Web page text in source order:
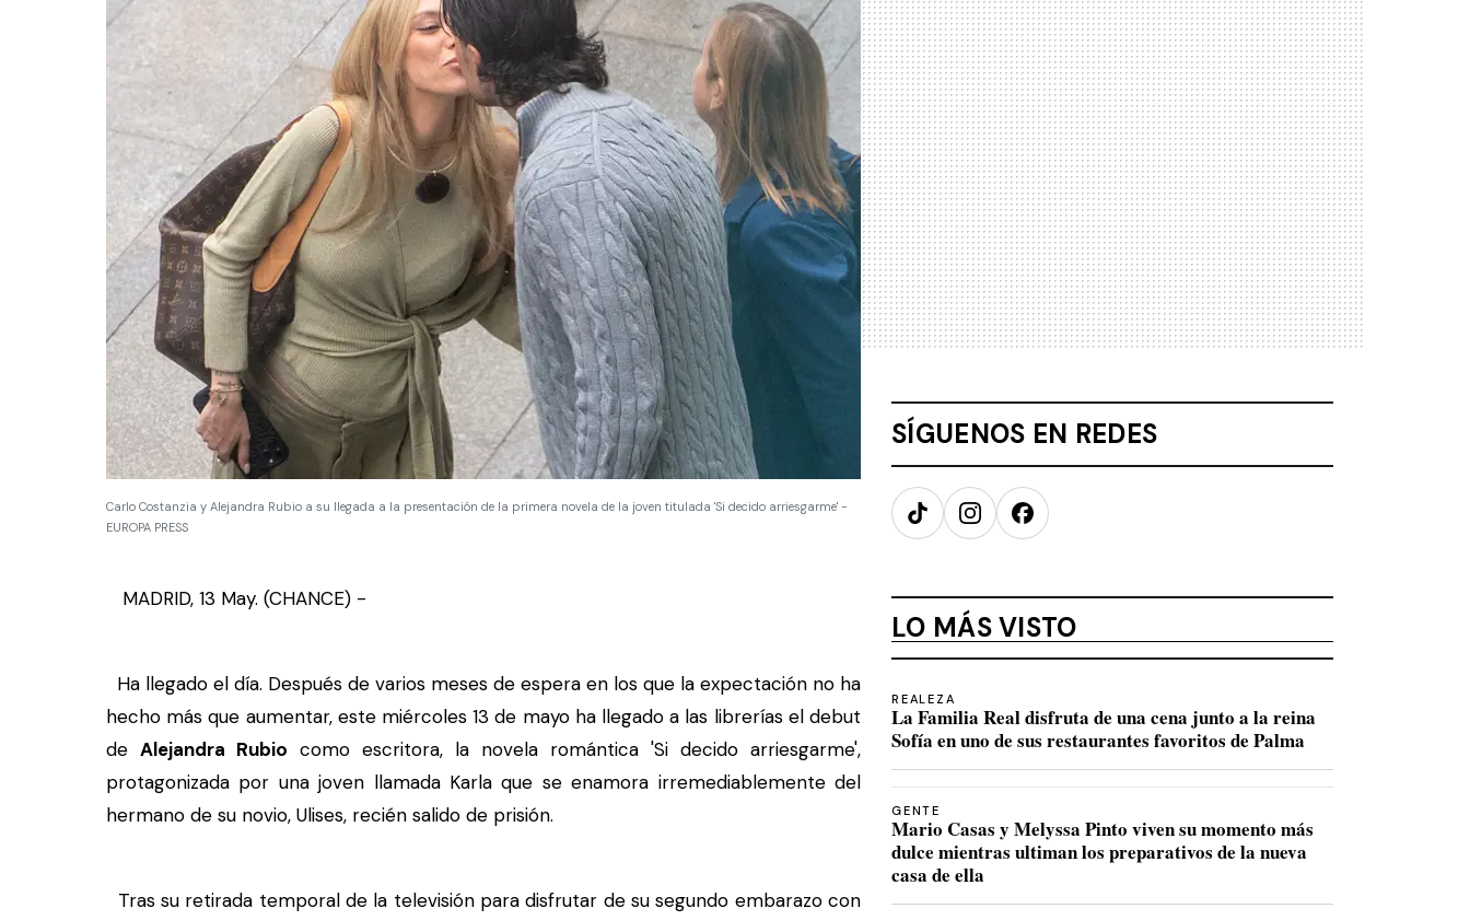
Carlo Costanzia y Alejandra Rubio a su llegada a la presentación de la primera novela de la joven titulada 'Si decido arriesgarme' -
EUROPA PRESS
MADRID, 13 May. (CHANCE) -
Ha llegado el día. Después de varios meses de espera en los que la expectación no ha
hecho más que aumentar, este miércoles 13 de mayo ha llegado a las librerías el debut
de Alejandra Rubio como escritora, la novela romántica 'Si decido arriesgarme',
protagonizada por una joven llamada Karla que se enamora irremediablemente del
hermano de su novio, Ulises, recién salido de prisión.
Tras su retirada temporal de la televisión para disfrutar de su segundo embarazo con
SÍGUENOS EN REDES
TikTokInstagramFacebook
LO MÁS VISTO
REALEZA
La Familia Real disfruta de una cena junto a la reina
Sofía en uno de sus restaurantes favoritos de Palma
GENTE
Mario Casas y Melyssa Pinto viven su momento más
dulce mientras ultiman los preparativos de la nueva
casa de ella